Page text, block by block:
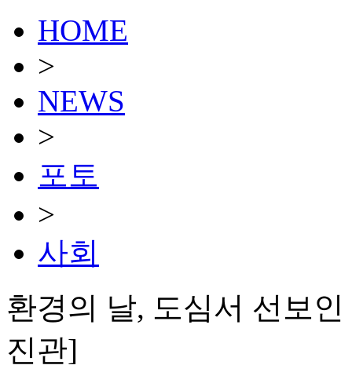
HOME
>
NEWS
>
포토
>
사회
환경의 날, 도심서 선보
진관]